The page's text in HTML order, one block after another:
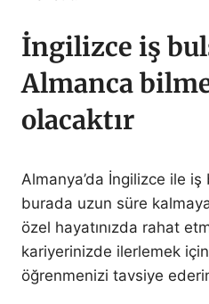
İngilizce iş
Almanca
olacaktır
Almanya’da İngilizce ile iş
burada uzun süre
özel hayatınızda rahat
kariyerinizde ilerlemek
öğrenmenizi tavsiye